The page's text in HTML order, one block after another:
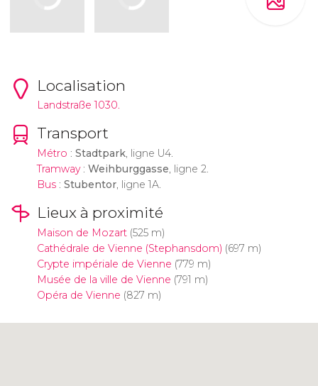
Localisation
Landstraße 1030.
Transport
Métro : Stadtpark, ligne U4.
Tramway: Weihburggasse, ligne 2.
Bus: Stubentor, ligne 1A.
Lieux à proximité
Maison de Mozart (525 m)
Cathédrale de Vienne (Stephansdom) (697 m)
Crypte impériale de Vienne (779 m)
Musée de la ville de Vienne (791 m)
Opéra de Vienne (827 m)